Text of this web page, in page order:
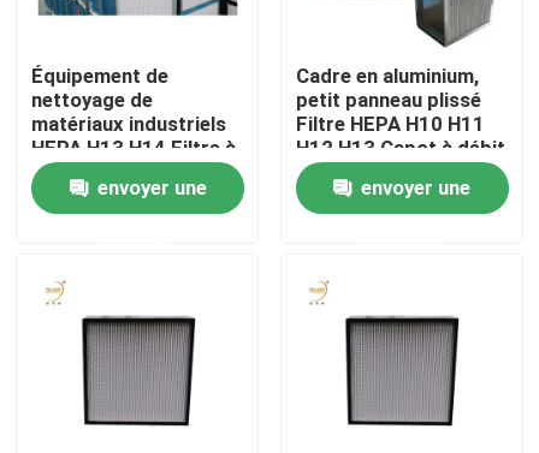
Maison
Produits
Vidéos
Au sujet de nous
Équipement de
nettoyage de
matériaux industriels
HEPA H13 H14 Filtre à
air de chambre
envoyer une
Cadre en aluminium,
petit panneau plissé
Filtre HEPA H10 H11
H12 H13 Capot à débit
laminaire Filtre HEPA
envoyer une